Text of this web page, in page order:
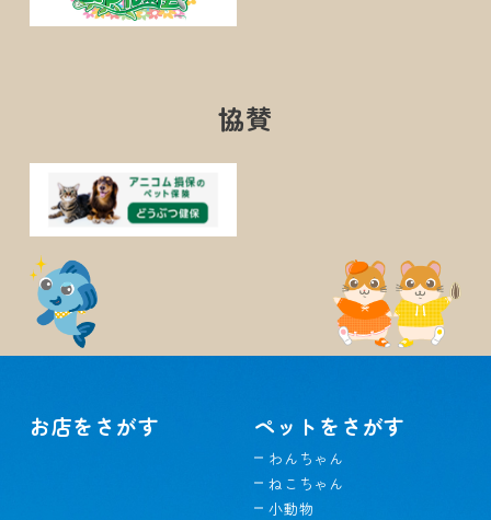
協賛
お店をさがす ペットをさがす
わんちゃん
ねこちゃん
小動物